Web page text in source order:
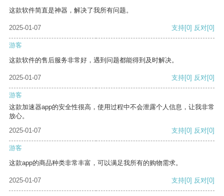
这款软件简直是神器，解决了我所有问题。
2025-01-07 支持[0] 反对[0]
游客
这款软件的售后服务非常好，遇到问题都能得到及时解决。
2025-01-07 支持[0] 反对[0]
游客
这款加速器app的安全性很高，使用过程中不会泄露个人信息，让我非常
放心。
2025-01-07
支持[0] 反对[0]
游客
这款app的商品种类非常丰富，可以满足我所有的购物需求。
2025-01-07 支持[0] 反对[0]